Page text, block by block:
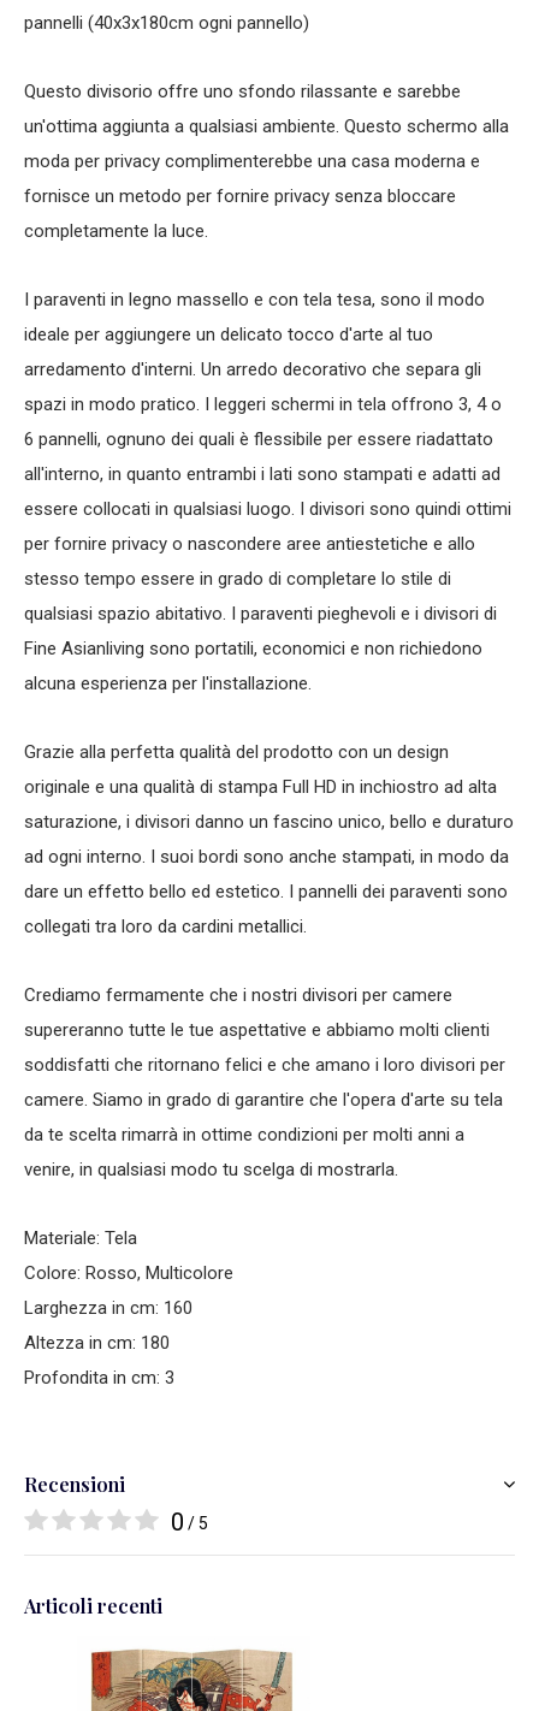
pannelli (40x3x180cm ogni pannello)
Questo divisorio offre uno sfondo rilassante e sarebbe
un'ottima aggiunta a qualsiasi ambiente. Questo schermo alla
moda per privacy complimenterebbe una casa moderna e
fornisce un metodo per fornire privacy senza bloccare
completamente la luce.
I paraventi in legno massello e con tela tesa, sono il modo
ideale per aggiungere un delicato tocco d'arte al tuo
arredamento d'interni. Un arredo decorativo che separa gli
spazi in modo pratico. I leggeri schermi in tela offrono 3, 4 o
6 pannelli, ognuno dei quali è flessibile per essere riadattato
all'interno, in quanto entrambi i lati sono stampati e adatti ad
essere collocati in qualsiasi luogo. I divisori sono quindi ottimi
per fornire privacy o nascondere aree antiestetiche e allo
stesso tempo essere in grado di completare lo stile di
qualsiasi spazio abitativo. I paraventi pieghevoli e i divisori di
Fine Asianliving sono portatili, economici e non richiedono
alcuna esperienza per l'installazione.
Grazie alla perfetta qualità del prodotto con un design
originale e una qualità di stampa Full HD in inchiostro ad alta
saturazione, i divisori danno un fascino unico, bello e duraturo
ad ogni interno. I suoi bordi sono anche stampati, in modo da
dare un effetto bello ed estetico. I pannelli dei paraventi sono
collegati tra loro da cardini metallici.
Crediamo fermamente che i nostri divisori per camere
supereranno tutte le tue aspettative e abbiamo molti clienti
soddisfatti che ritornano felici e che amano i loro divisori per
camere. Siamo in grado di garantire che l'opera d'arte su tela
da te scelta rimarrà in ottime condizioni per molti anni a
venire, in qualsiasi modo tu scelga di mostrarla.
Materiale: Tela
Colore: Rosso, Multicolore
Larghezza in cm: 160
Altezza in cm: 180
Profondita in cm: 3
Recensioni
0 / 5
Articoli recenti